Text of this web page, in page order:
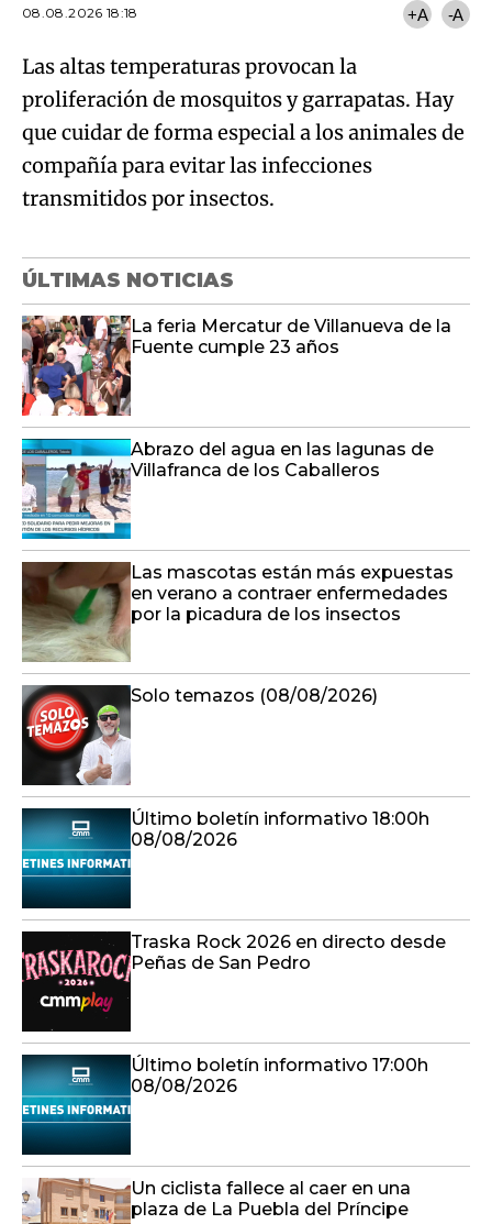
08.08.2026 18:18 +A -A
Las altas temperaturas provocan la
proliferación de mosquitos y garrapatas. Hay
que cuidar de forma especial a los animales de
compañía para evitar las infecciones
transmitidos por insectos.
ÚLTIMAS NOTICIAS
La feria Mercatur de Villanueva de la
Fuente cumple 23 años
Abrazo del agua en las lagunas de
Villafranca de los Caballeros
Las mascotas están más expuestas
en verano a contraer enfermedades
por la picadura de los insectos
Solo temazos (08/08/2026)
Último boletín informativo 18:00h
08/08/2026
Traska Rock 2026 en directo desde
Peñas de San Pedro
Último boletín informativo 17:00h
08/08/2026
Un ciclista fallece al caer en una
plaza de La Puebla del Príncipe